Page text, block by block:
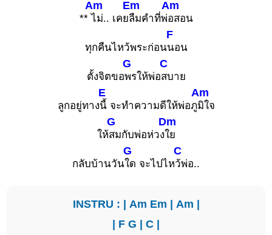
**
Am
ไม่.. เคย
Em
ลืมคำที่พ่
Am
อสอน
ทุกคืนไหว้พระก่อน
F
นอน
ตั้งจิตขอ
G
พรให้พ่อ
C
สบาย
ลูกอยู่ทาง
E
นี้ จะทำความดีให้พ่อภู
Am
มิใจ
ให้
G
สมกับพ่อห่วง
Dm
ใย
กลับบ้านวัน
G
ใด จะไปไห
C
ว้พ่อ..
INSTRU : | Am Em | Am |
| F G | C |